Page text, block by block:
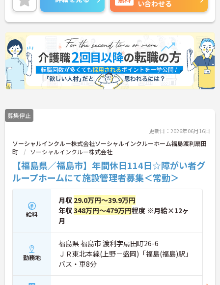
を築きたい方、ぜひご応募ください。20代から60代
まで、幅広い年代の方が活躍できる職場です。ご興
味のある方は詳細等をお伝えしますので、お気軽に
お問い合わせください。
い合わせる
募集停止
更新日：2026年06月16日
ソーシャルインクルー株式会社ソーシャルインクルーホーム福島渡利扇田
町
ソーシャルインクルー株式会社
【福島県／福島市】年間休日114日☆障がい者グ
ループホームにて施設管理者募集＜常勤＞
給料
月収 29.0万円～39.9万円
年収348万円～479万円程度 ※月給×12ヶ
月
勤務地
福島県 福島市 渡利字扇田町26-6
ＪＲ東北本線(上野－盛岡)「福島(福島)駅」
バス・車8分